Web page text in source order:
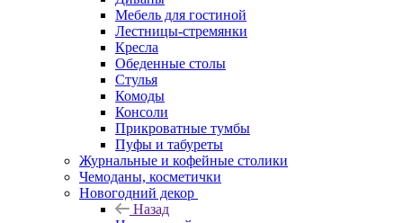
Мебель для гостиной
Лестницы-стремянки
Кресла
Обеденные столы
Стулья
Комоды
Консоли
Прикроватные тумбы
Пуфы и табуреты
Журнальные и кофейные столики
Чемоданы, косметички
Новогодний декор
Назад